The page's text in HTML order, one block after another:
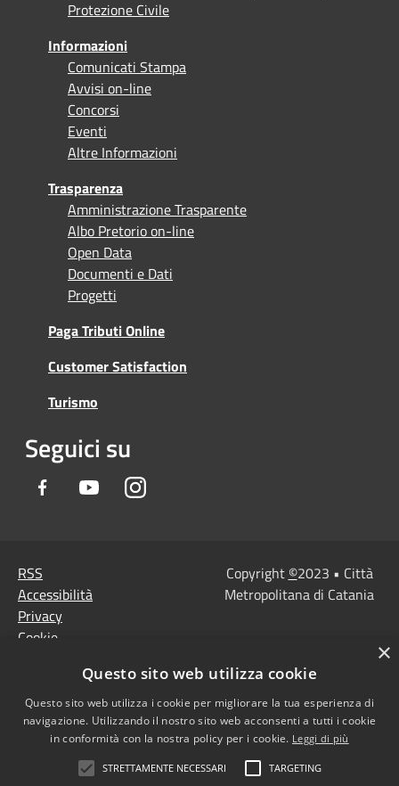
Protezione Civile
Informazioni
Comunicati Stampa
Avvisi on-line
Concorsi
Eventi
Altre Informazioni
Trasparenza
Amministrazione Trasparente
Albo Pretorio on-line
Open Data
Documenti e Dati
Progetti
Paga Tributi Online
Customer Satisfaction
Turismo
Seguici su
Facebook YoutubeInstagram
RSS
Accessibilità
Privacy
Cookie
Note Legali
Agenzia per l'Italia
digitale
accessibilità
Copyright ©2023 • Città
Metropolitana di Catania
×
Questo sito web utilizza cookie
Questo sito web utilizza i cookie per migliorare la tua esperienza di
navigazione. Utilizzando il nostro sito web acconsenti a tutti i cookie
in conformità con la nostra policy per i cookie. Leggi di più
STRETTAMENTE NECESSARI TARGETING